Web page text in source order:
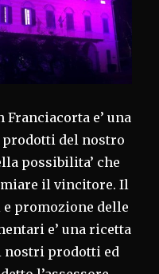
Franciacorta e’ una
del nostro
possibilita’ che
il vincitore. Il
promozione delle
e’ una ricetta
nostri prodotti ed